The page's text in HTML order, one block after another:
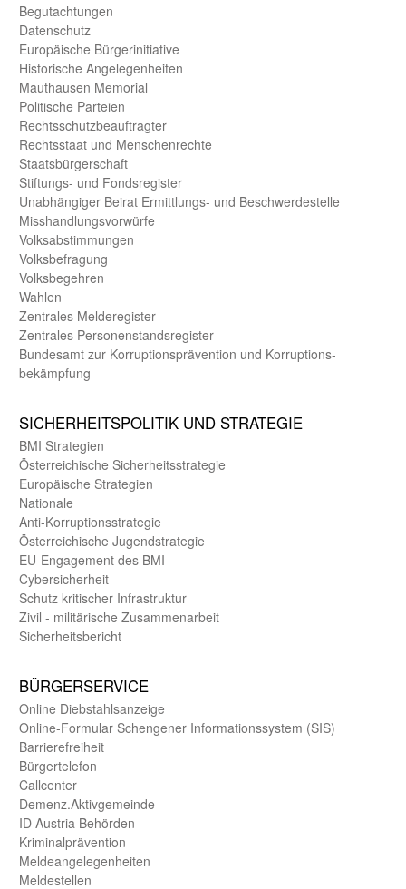
Begut­achtungen
Daten­schutz
Europäische Bürger­initiative
Historische Angelegen­heiten
Mauthausen Memorial
Politische Parteien
Rechts­schutz­beauftragter
Rechts­staat und Menschen­rechte
Staats­bürger­schaft
Stiftungs- und Fonds­register
Unab­hängiger Beirat Ermittlungs- und Beschwerde­stelle
Misshandlungs­vorwürfe
Volks­abstimmungen
Volks­befragung
Volks­begehren
Wahlen
Zentrales Melde­register
Zentrales Personen­stands­register
Bundes­amt zur Korrup­tions­prävention und Korrup­tions­
bekämpfung
SICHER­HEITS­POLITIK UND STRATEGIE
BMI Strategien
Öster­reichische Sicherheits­strategie
Europäische Strategien
Nationale
Anti-Korruptions­strategie
Öster­reichische Jugend­strategie
EU-Engagement des BMI
Cybersicherheit
Schutz kritischer Infra­struktur
Zivil - militärische Zusammen­arbeit
Sicherheits­bericht
BÜRGER­SERVICE
Online Diebstahls­anzeige
Online-Formular Schengener Informationssystem (SIS)
Barriere­freiheit
Bürger­telefon
Call­center
Demenz.Aktiv­gemeinde
ID Austria Behörden
Kriminal­prävention
Melde­an­ge­le­gen­heiten
Meld­estellen